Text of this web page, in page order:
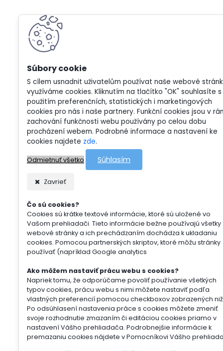
S cílem usnadnit uživatelům používat naše webové
využíváme cookies. Kliknutím na tlačítko "OK" souhlasíte s
použitím preferenčních, statistických i marketingových
cookies pro nás i naše partnery. Funkční cookies jsou v
zachování funkčnosti webu používány po celou dobu
procházení webem. Podrobné informace a nastavení ke
cookies najdete zde.
Odmietnuť všetko Súhlasím
Zavrieť
Čo sú cookies?
Cookies sú krátke textové informácie, ktoré sú uložené vo
Vašom prehliadači. Tieto informácie bežne používajú všetky
webové stránky a ich prechádzaním dochádza k ukladaniu
cookies. Pomocou partnerských skriptov, ktoré môžu stránky
používať (napríklad Google analytics
Ako môžem nastaviť prácu webu s cookies?
Napriek tomu, že odporúčame povoliť používanie všetkých
typov cookies, prácu webu s nimi môžete nastaviť podľa
vlastných preferencií pomocou checkboxov zobrazených
Po odsúhlasení nastavenia práce s cookies môžete zmeniť
svoje rozhodnutie zmazaním či editáciou cookies priamo v
nastavení Vášho prehliadača. Podrobnejšie informácie k
premazaniu cookies nájdete v Pomocníkovi Vášho